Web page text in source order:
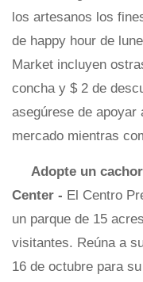
los artesanos los
de happy hour de
Market incluyen
concha y $ 2 de
asegúrese de apoyar
mercado mientras
Adopte un
Center - El Centro
un parque de 15
visitantes. Reúna a
16 de octubre para